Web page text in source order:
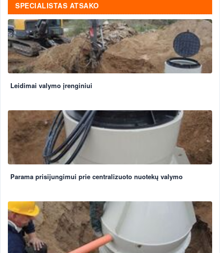
SPECIALISTAS ATSAKO
Leidimai valymo įrenginiui
Parama prisijungimui prie centralizuoto nuotekų valymo